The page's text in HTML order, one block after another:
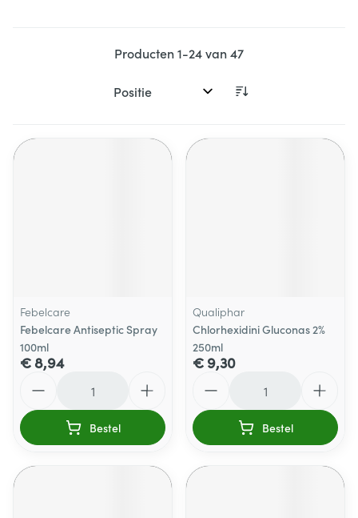
Producten1-24van47
Sorteer op:
Febelcare
Febelcare Antiseptic Spray
100ml
€ 8,94
Bestel
Qualiphar
Chlorhexidini Gluconas 2%
250ml
€ 9,30
Bestel